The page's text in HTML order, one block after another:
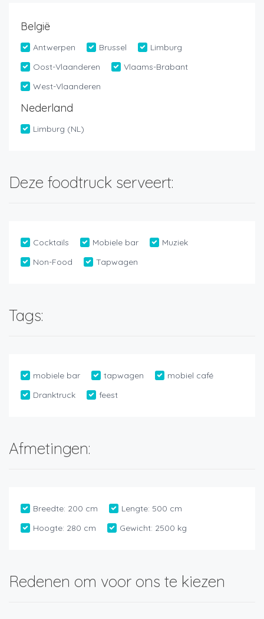
België
Antwerpen Brussel
Limburg
Oost-Vlaanderen
Vlaams-Brabant
West-Vlaanderen
Nederland
Limburg (NL)
Deze foodtruck serveert:
Cocktails Mobiele bar
Muziek
Non-Food
Tapwagen
Tags:
mobiele bar tapwagen
mobiel café
Dranktruck
feest
Afmetingen:
Breedte: 200 cm Lengte: 500 cm
Hoogte: 280 cm Gewicht: 2500 kg
Redenen om voor ons te kiezen